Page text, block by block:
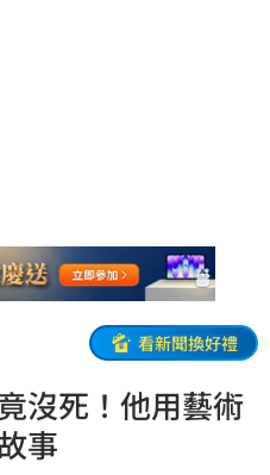
看新聞換好禮
沒死！他用藝術
事